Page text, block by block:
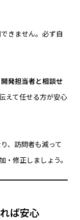
きません。必ず自
開発担当者と相談せ
えて任せる方が安心
、訪問者も減って
・修正しましょう。
ば安心